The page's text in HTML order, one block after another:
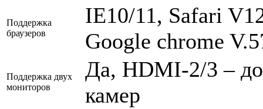
Поддержка
браузеров
IE10/11, Safari
Google chrome
Поддержка двух
мониторов
Да, HDMI-2/3 –
камер